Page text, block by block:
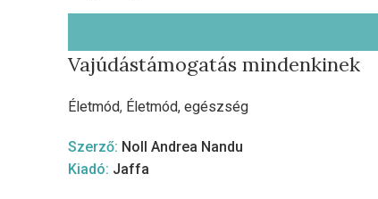
Vajúdástámogatás mindenkinek
Életmód, Életmód, egészség
Szerző: Noll Andrea Nandu
Kiadó: Jaffa